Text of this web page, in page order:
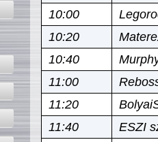
10:00
10:20
10:40
11:00
11:20
11:40
ESZI